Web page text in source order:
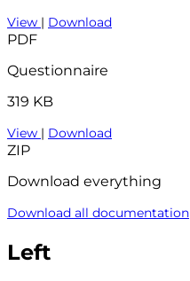
View | Download
PDF
Questionnaire
319 KB
View | Download
ZIP
Download everything
Download all documentation
Left